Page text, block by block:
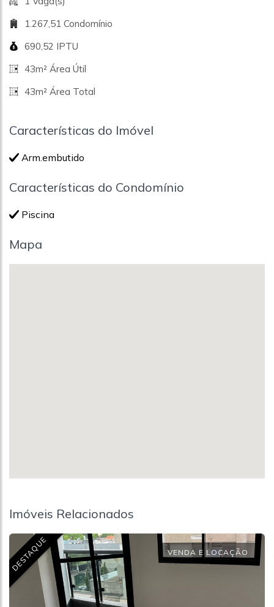
1.267,51 Condomínio
690,52 IPTU
43m² Área Útil
43m² Área Total
Características do Imóvel
Arm.embutido
Características do Condomínio
Piscina
Mapa
Imóveis Relacionados
DESTAQUE VENDA E LOCAÇÃO